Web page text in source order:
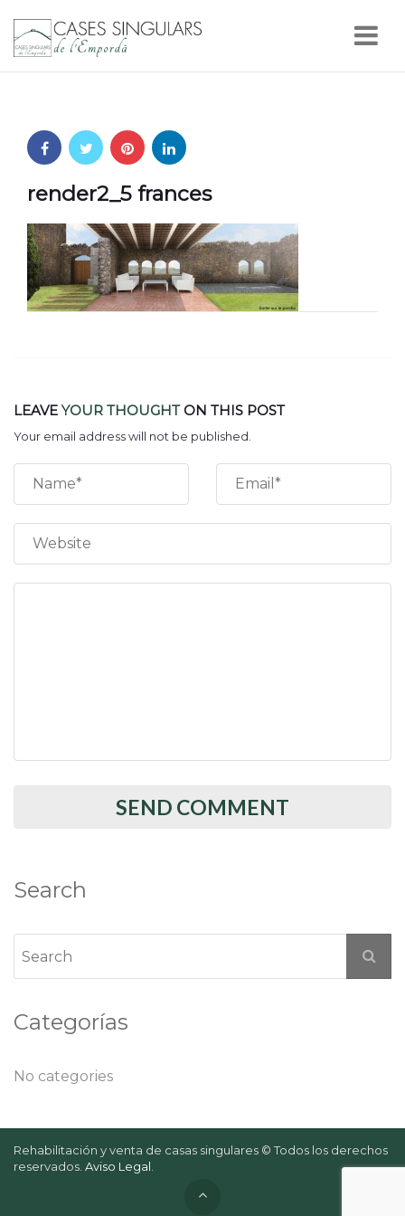
render2_5 frances
LEAVEYOUR THOUGHTON THIS POST
Your email address will not be published.
Search
Categorías
No categories
Rehabilitación y venta de casas singulares © Todos los derechos
reservados. Aviso Legal